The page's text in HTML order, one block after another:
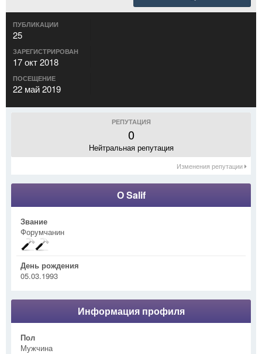
ПУБЛИКАЦИИ
25
ЗАРЕГИСТРИРОВАН
17 окт 2018
ПОСЕЩЕНИЕ
22 май 2019
РЕПУТАЦИЯ
0
Нейтральная репутация
Изменения репутации
О Salif
Звание
Форумчанин
День рождения
05.03.1993
Информация профиля
Пол
Мужчина